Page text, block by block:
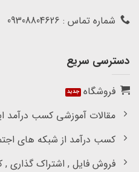
شماره تماس : 09308804626
دسترسی سریع
فروشگاه
مقالات آموزشی کسب درآمد
کسب درآمد از شبکه های
فروش فایل , اشتراک گذاری ,